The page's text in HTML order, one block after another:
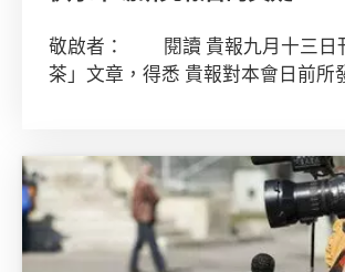
敬啟者： 閱讀 貴報九月十三日
茶」文章，得悉 貴報對本會日前所